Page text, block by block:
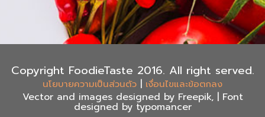
Copyright FoodieTaste 2016. All right served.
นโยบายความเป็นส่วนตัว | เงื่อนไขและข้อตกลง
Vector and images designed by Freepik, | Font
designed by typomancer